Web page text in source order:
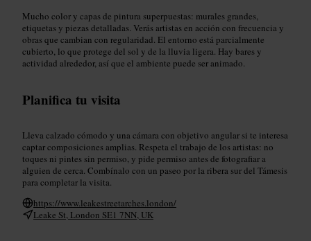
Mucho color y capas de pintura superpuestas: murales grandes,
etiquetas y piezas detalladas. Verás artistas en acción con frecuencia y
obras que cambian con regularidad. El entorno está parcialmente
cubierto, lo que protege del sol y de la lluvia ligera. Hay bares y
actividad alrededor, así que el ambiente puede ser animado.
Planifica tu visita
Lleva calzado cómodo y una cámara con objetivo angular si te interesa
captar composiciones amplias. Respeta el trabajo de los artistas: no
toques ni pintes sin permiso, y pide permiso antes de fotografiar a
alguien de cerca. Combínalo con un paseo por la ribera sur del Támesis
para completar la visita.
https://www.leakestreetarches.london/
Leake St, London SE1 7NN, UK